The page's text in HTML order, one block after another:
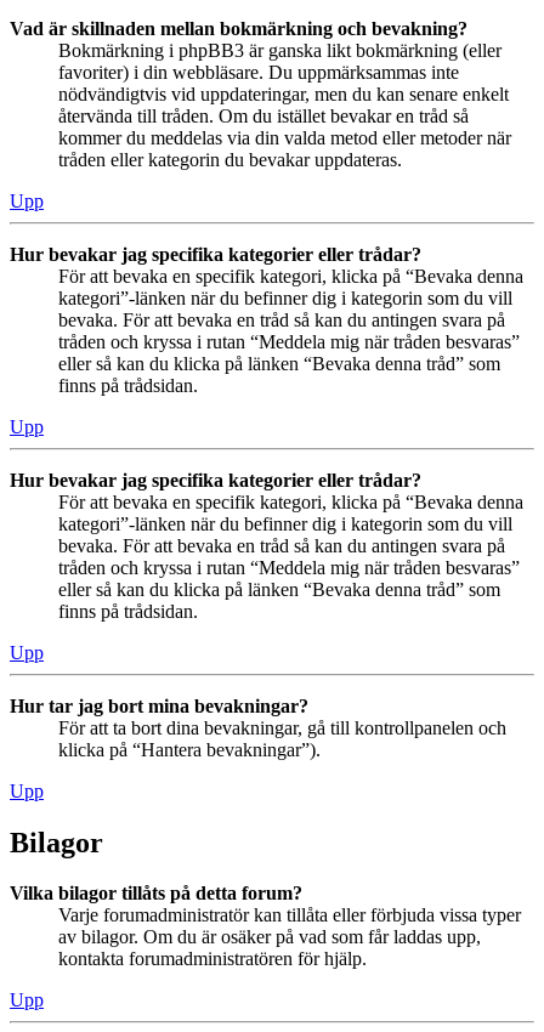
Vad är skillnaden mellan bokmärkning och bevakning?
Bokmärkning i phpBB3 är ganska likt bokmärkning (eller
favoriter) i din webbläsare. Du uppmärksammas inte
nödvändigtvis vid uppdateringar, men du kan senare enkelt
återvända till tråden. Om du istället bevakar en tråd så
kommer du meddelas via din valda metod eller metoder när
tråden eller kategorin du bevakar uppdateras.
Upp
Hur bevakar jag specifika kategorier eller trådar?
För att bevaka en specifik kategori, klicka på “Bevaka denna
kategori”-länken när du befinner dig i kategorin som du vill
bevaka. För att bevaka en tråd så kan du antingen svara på
tråden och kryssa i rutan “Meddela mig när tråden besvaras”
eller så kan du klicka på länken “Bevaka denna tråd” som
finns på trådsidan.
Upp
Hur bevakar jag specifika kategorier eller trådar?
För att bevaka en specifik kategori, klicka på “Bevaka denna
kategori”-länken när du befinner dig i kategorin som du vill
bevaka. För att bevaka en tråd så kan du antingen svara på
tråden och kryssa i rutan “Meddela mig när tråden besvaras”
eller så kan du klicka på länken “Bevaka denna tråd” som
finns på trådsidan.
Upp
Hur tar jag bort mina bevakningar?
För att ta bort dina bevakningar, gå till kontrollpanelen och
klicka på “Hantera bevakningar”).
Upp
Bilagor
Vilka bilagor tillåts på detta forum?
Varje forumadministratör kan tillåta eller förbjuda vissa typer
av bilagor. Om du är osäker på vad som får laddas upp,
kontakta forumadministratören för hjälp.
Upp